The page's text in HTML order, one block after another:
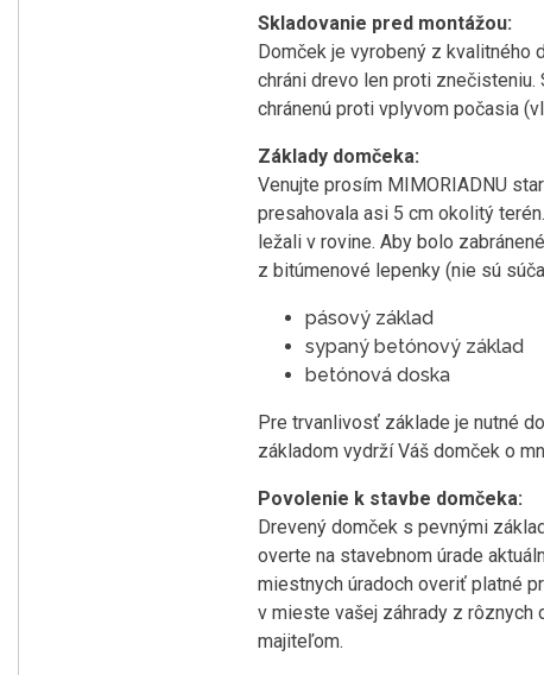
Skladovanie pred montážou:
Domček je vyrobený z kvalitného
chráni drevo len proti znečisteniu.
chránenú proti vplyvom počasia
Základy domčeka:
Venujte prosím MIMORIADNU
presahovala asi 5 cm okolitý
ležali v rovine. Aby bolo
z bitúmenové lepenky (nie sú
pásový základ
sypaný betónový základ
betónová doska
Pre trvanlivosť základe je nutné
základom vydrží Váš domček o
Povolenie k stavbe domčeka:
Drevený domček s pevnými
overte na stavebnom úrade
miestnych úradoch overiť platné
v mieste vašej záhrady z rôznych
majiteľom.